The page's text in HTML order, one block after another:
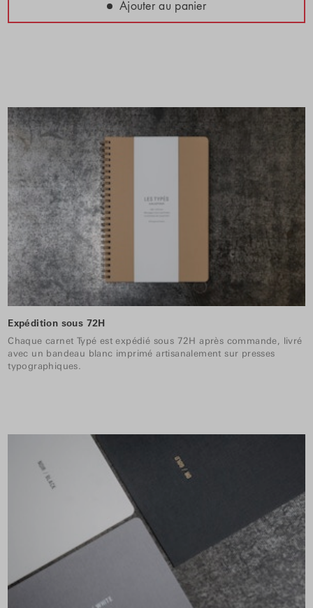
Ajouter au panier
Expédition sous 72H
Chaque carnet Typé est expédié sous 72H après commande, livré
avec un bandeau blanc imprimé artisanalement sur presses
typographiques.